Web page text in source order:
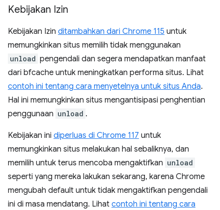
Kebijakan Izin
Kebijakan Izin ditambahkan dari Chrome 115 untuk
memungkinkan situs memilih tidak menggunakan
unload pengendali dan segera mendapatkan manfaat
dari bfcache untuk meningkatkan performa situs. Lihat
contoh ini tentang cara menyetelnya untuk situs Anda.
Hal ini memungkinkan situs mengantisipasi penghentian
penggunaan unload .
Kebijakan ini diperluas di Chrome 117 untuk
memungkinkan situs melakukan hal sebaliknya, dan
memilih untuk terus mencoba mengaktifkan unload
seperti yang mereka lakukan sekarang, karena Chrome
mengubah default untuk tidak mengaktifkan pengendali
ini di masa mendatang. Lihat contoh ini tentang cara